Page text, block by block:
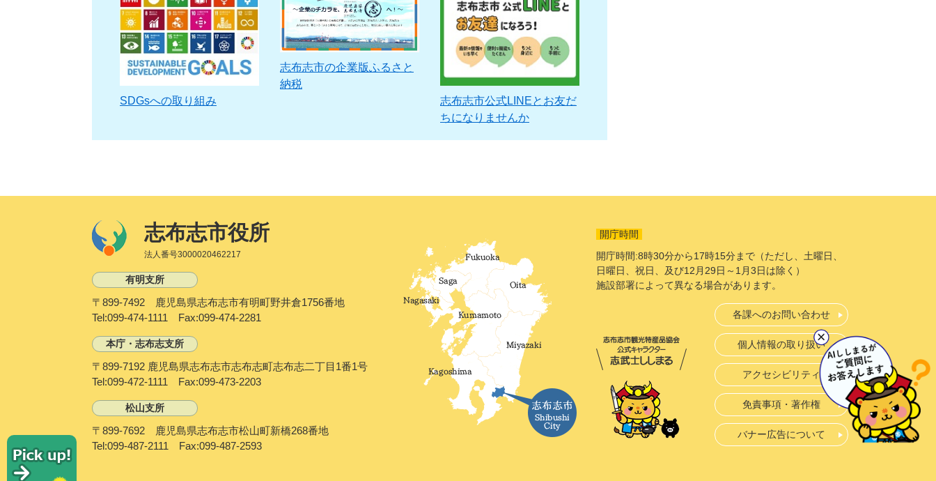
SDGsへの取り組み
志布志市の企業版ふるさと
納税
志布志市公式LINEとお友だ
ちになりませんか
志布志市役所
法人番号3000020462217
有明支所
〒899-7492 鹿児島県志布志市有明町野井倉1756番地
Tel:099-474-1111 Fax:099-474-2281
本庁・志布志支所
〒899-7192 鹿児島県志布志市志布志町志布志二丁目1番1号
Tel:099-472-1111 Fax:099-473-2203
松山支所
〒899-7692 鹿児島県志布志市松山町新橋268番地
Tel:099-487-2111 Fax:099-487-2593
開庁時間
開庁時間:8時30分から17時15分まで（ただし、土曜日、
日曜日、祝日、及び12月29日～1月3日は除く）
施設部署によって異なる場合があります。
各課へのお問い合わせ
個人情報の取り扱い
アクセシビリティ
免責事項・著作権
バナー広告について
P
c